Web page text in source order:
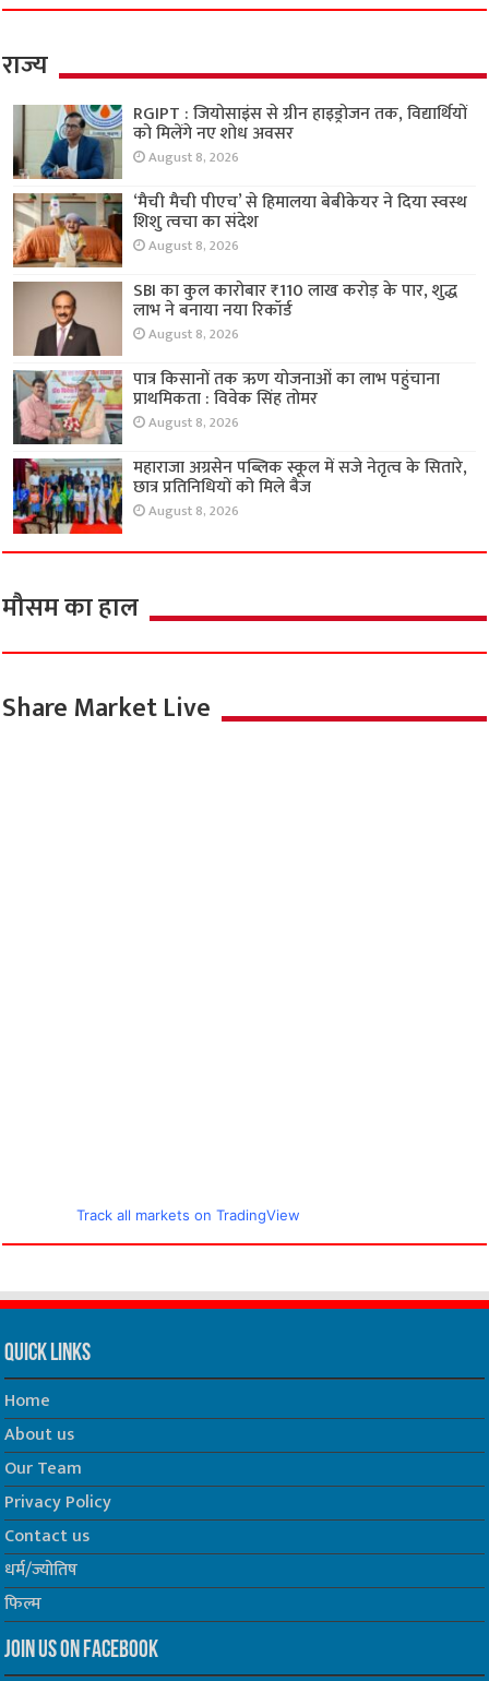
राज्य
RGIPT : जियोसाइंस से ग्रीन हाइड्रोजन तक, विद्यार्थियों
को मिलेंगे नए शोध अवसर
August 8, 2026
‘मैची मैची पीएच’ से हिमालया बेबीकेयर ने दिया स्वस्थ
शिशु त्वचा का संदेश
August 8, 2026
SBI का कुल कारोबार ₹110 लाख करोड़ के पार, शुद्ध
लाभ ने बनाया नया रिकॉर्ड
August 8, 2026
पात्र किसानों तक ऋण योजनाओं का लाभ पहुंचाना
प्राथमिकता : विवेक सिंह तोमर
August 8, 2026
महाराजा अग्रसेन पब्लिक स्कूल में सजे नेतृत्व के सितारे,
छात्र प्रतिनिधियों को मिले बैज
August 8, 2026
मौसम का हाल
Share Market Live
Track all markets on TradingView
Quick Links
Home
About us
Our Team
Privacy Policy
Contact us
धर्म/ज्योतिष
फिल्म
Join us on Facebook